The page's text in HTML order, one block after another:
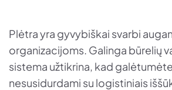
Plėtra yra gyvybiškai svarbi
organizacijoms. Galinga būrelių
sistema užtikrina, kad
nesusidurdami su logistiniais